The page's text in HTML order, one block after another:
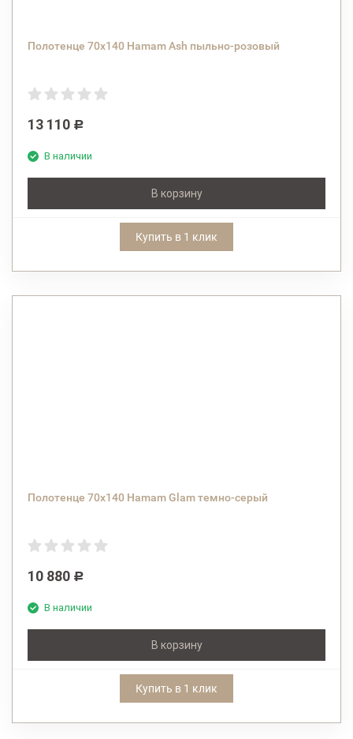
Полотенце 70х140 Hamam Ash пыльно-розовый
13 110 Р
В наличии
В корзину
Купить в 1 клик
Полотенце 70x140 Hamam Glam темно-серый
10 880 Р
В наличии
В корзину
Купить в 1 клик